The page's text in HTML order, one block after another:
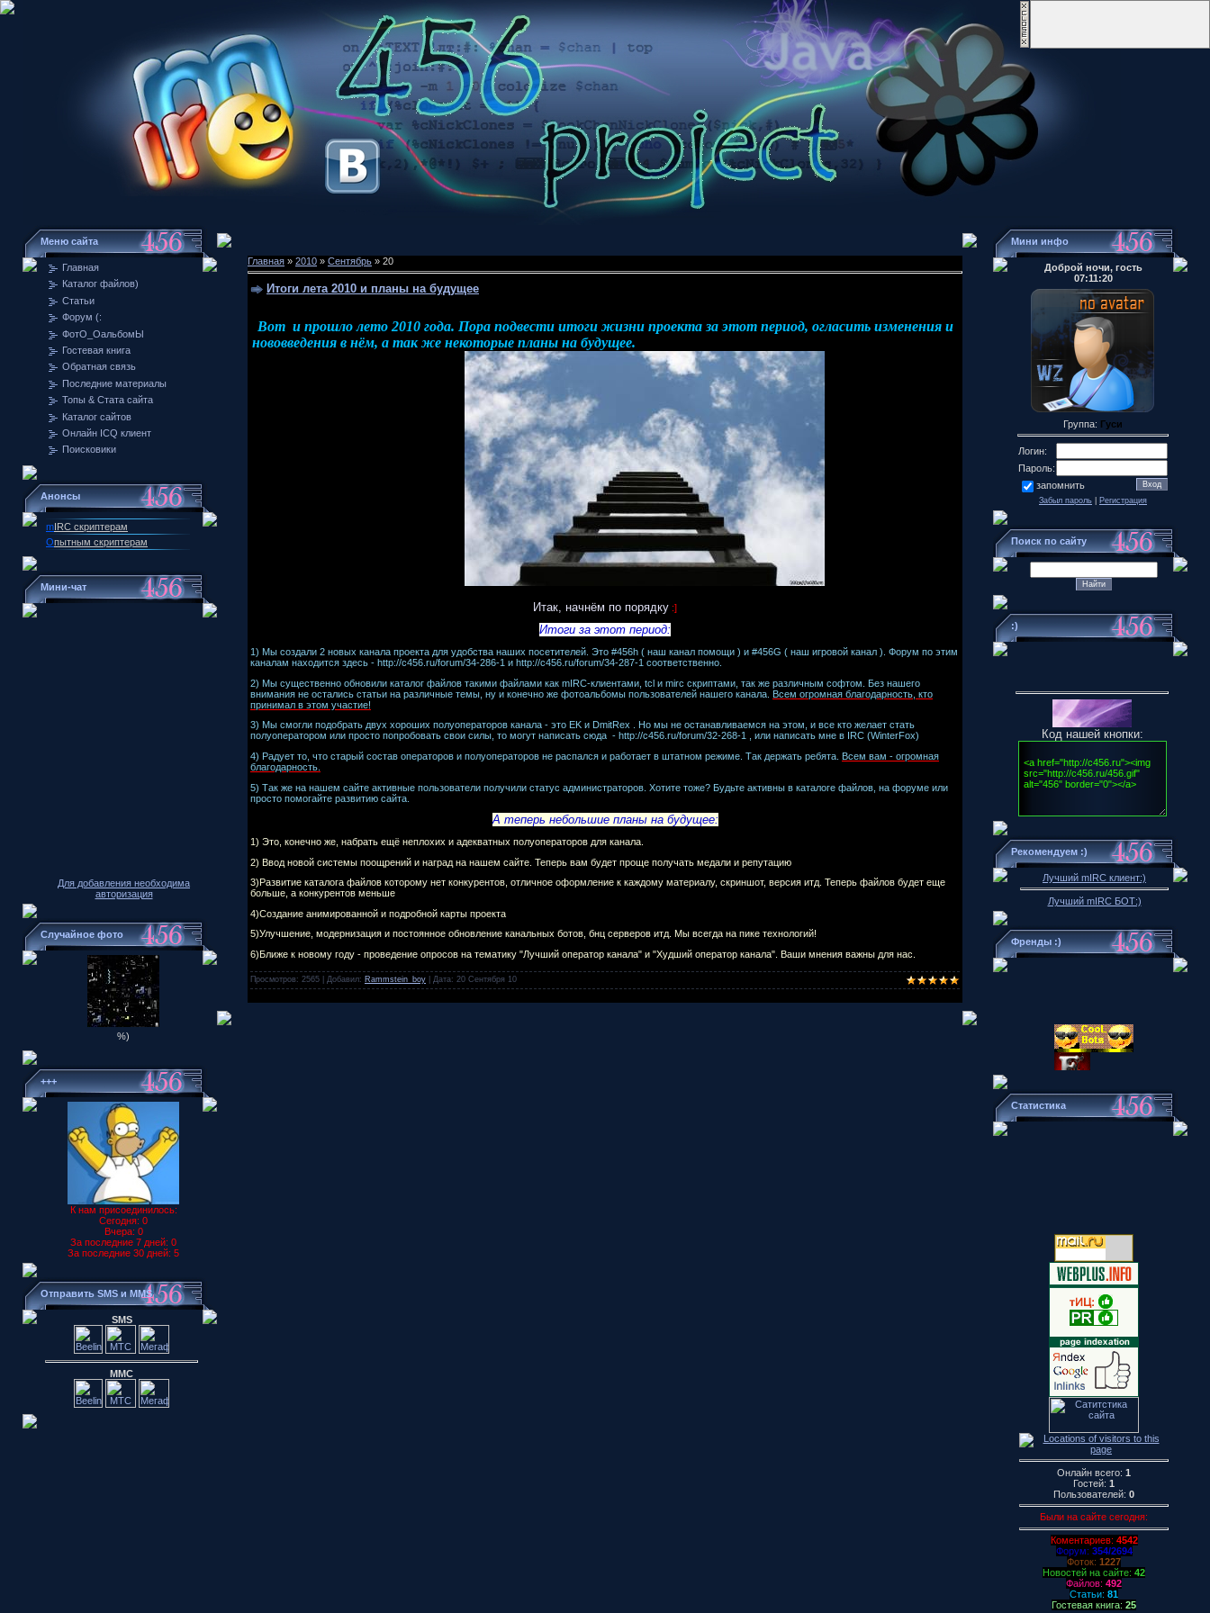
Меню сайта
Главная
Каталог файлов)
Статьи
Форум (:
ФотО_ОальбомЫ
Гостевая книга
Обратная связь
Последние материалы
Топы & Стата сайта
Каталог сайтов
Онлайн ICQ клиент
Поисковики
Анонсы
mIRC скриптерам
Опытным скриптерам
Мини-чат
Для добавления необходима
авторизация
Случайное фото
%)
+++
К нам присоединилось:
Сегодня: 0
Вчера: 0
За последние 7 дней: 0
За последние 30 дней: 5
Отправить SMS и MMS
SMS
ММС
Главная » 2010 » Сентябрь » 20
Итоги лета 2010 и планы на будущее
Вот и прошло лето 2010 года. Пора подвести итоги жизни проекта за этот период, огласить изменения и
нововведения в нём, а так же некоторые планы на будущее.
Итак, начнём по порядку :]
Итоги за этот период:
1) Мы создали 2 новых канала проекта для удобства наших посетителей. Это #456h ( наш канал помощи ) и #456G ( наш игровой канал ). Форум по этим
каналам находится здесь - http://c456.ru/forum/34-286-1 и http://c456.ru/forum/34-287-1 соответственно.
2) Мы существенно обновили каталог файлов такими файлами как mIRC-клиентами, tcl и mirc скриптами, так же различным софтом. Без нашего
внимания не остались статьи на различные темы, ну и конечно же фотоальбомы пользователей нашего канала. Всем огромная благодарность, кто
принимал в этом участие!
3) Мы смогли подобрать двух хороших полуоператоров канала - это EK и DmitRex . Но мы не останавливаемся на этом, и все кто желает стать
полуоператором или просто попробовать свои силы, то могут написать сюда - http://c456.ru/forum/32-268-1 , или написать мне в IRC (WinterFox)
4) Радует то, что старый состав операторов и полуоператоров не распался и работает в штатном режиме. Так держать ребята. Всем вам - огромная
благодарность.
5) Так же на нашем сайте активные пользователи получили статус администраторов. Хотите тоже? Будьте активны в каталоге файлов, на форуме или
просто помогайте развитию сайта.
А теперь небольшие планы на будущее:
1) Это, конечно же, набрать ещё неплохих и адекватных полуоператоров для канала.
2) Ввод новой системы поощрений и наград на нашем сайте. Теперь вам будет проще получать медали и репутацию
3)Развитие каталога файлов которому нет конкурентов, отличное оформление к каждому материалу, скриншот, версия итд. Теперь файлов будет еще
больше, а конкурентов меньше
4)Создание анимированной и подробной карты проекта
5)Улучшение, модернизация и постоянное обновление канальных ботов, бнц серверов итд. Мы всегда на пике технологий!
6)Ближе к новому году - проведение опросов на тематику "Лучший оператор канала" и "Худший оператор канала". Ваши мнения важны для нас.
Просмотров: 2565 | Добавил: Rammstein_boy | Дата: 20 Сентября 10
Мини инфо
Доброй ночи, гость
07:11:20
Группа: Гуси
Логин:
Пароль:
запомнить
Забыл пароль Регистрация
Поиск по сайту
:)
Код нашей кнопки:
Рекомендуем :)
Лучший mIRC клиент:)
Лучший mIRC БОТ:)
Френды :)
Статистика
Онлайн всего: 1
Гостей: 1
Пользователей: 0
Были на сайте сегодня:
Коментариев: 4542
Форум: 354/2694
Фоток: 1227
Новостей на сайте: 42
Файлов: 492
Статьи: 81
Гостевая книга: 25